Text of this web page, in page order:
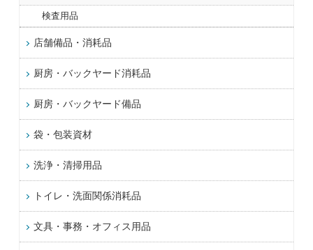
検査用品
店舗備品・消耗品
厨房・バックヤード消耗品
厨房・バックヤード備品
袋・包装資材
洗浄・清掃用品
トイレ・洗面関係消耗品
文具・事務・オフィス用品